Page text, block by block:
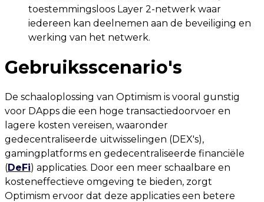
toestemmingsloos Layer 2-netwerk waar
iedereen kan deelnemen aan de beveiliging en
werking van het netwerk.
Gebruiksscenario's
De schaaloplossing van Optimism is vooral gunstig
voor DApps die een hoge transactiedoorvoer en
lagere kosten vereisen, waaronder
gedecentraliseerde uitwisselingen (DEX's),
gamingplatforms en gedecentraliseerde financiële
(DeFi) applicaties. Door een meer schaalbare en
kosteneffectieve omgeving te bieden, zorgt
Optimism ervoor dat deze applicaties een betere